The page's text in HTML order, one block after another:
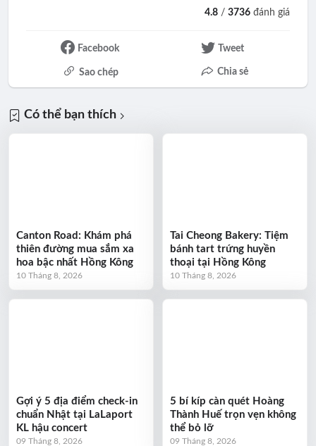
4.8 /3736 đánh giá
Facebook Tweet
Sao chép Chia sẻ
Có thể bạn thích
Canton Road: Khám phá
thiên đường mua sắm xa
hoa bậc nhất Hồng Kông
10 Tháng 8, 2026
Tai Cheong Bakery: Tiệm
bánh tart trứng huyền
thoại tại Hồng Kông
10 Tháng 8, 2026
Gợi ý 5 địa điểm check-in
chuẩn Nhật tại LaLaport
KL hậu concert
09 Tháng 8, 2026
5 bí kíp càn quét Hoàng
Thành Huế trọn vẹn không
thể bỏ lỡ
09 Tháng 8, 2026